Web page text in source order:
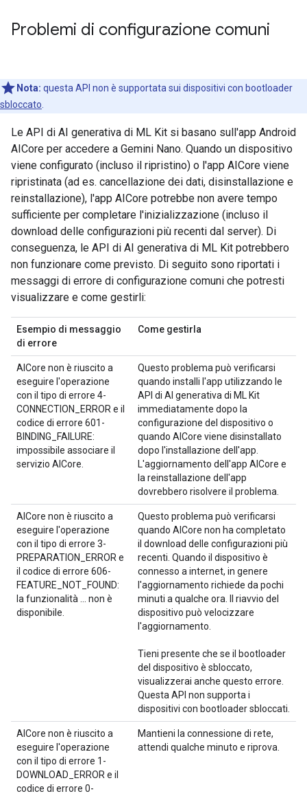
Problemi di configurazione comuni
Nota: questa API non è supportata sui dispositivi con bootloader
sbloccato
Le API di AI generativa di ML Kit si basano sull'app Android
AICore per accedere a Gemini Nano. Quando un dispositivo
viene configurato (incluso il ripristino) o l'app AICore viene
ripristinata (ad es. cancellazione dei dati, disinstallazione e
reinstallazione), l'app AICore potrebbe non avere tempo
sufficiente per completare l'inizializzazione (incluso il
download delle configurazioni più recenti dal server). Di
conseguenza, le API di AI generativa di ML Kit potrebbero
non funzionare come previsto. Di seguito sono riportati i
messaggi di errore di configurazione comuni che potresti
visualizzare e come gestirli:
Esempio di messaggio
di errore
Come gestirla
AICore non è riuscito a
eseguire l'operazione
con il tipo di errore 4-
CONNECTION_ERROR e il
codice di errore 601-
BINDING_FAILURE:
impossibile associare il
servizio AICore.
Questo problema può verificarsi
quando installi l'app utilizzando le
API di AI generativa di ML Kit
immediatamente dopo la
configurazione del dispositivo o
quando AICore viene disinstallato
dopo l'installazione dell'app.
L'aggiornamento dell'app AICore e
la reinstallazione dell'app
dovrebbero risolvere il problema.
AICore non è riuscito a
eseguire l'operazione
con il tipo di errore 3-
PREPARATION_ERROR e
il codice di errore 606-
FEATURE_NOT_FOUND:
la funzionalità ... non è
disponibile.
Questo problema può verificarsi
quando AICore non ha completato
il download delle configurazioni più
recenti. Quando il dispositivo è
connesso a internet, in genere
l'aggiornamento richiede da pochi
minuti a qualche ora. Il riavvio del
dispositivo può velocizzare
l'aggiornamento.
Tieni presente che se il bootloader
del dispositivo è sbloccato,
visualizzerai anche questo errore.
Questa API non supporta i
dispositivi con bootloader sbloccati.
AICore non è riuscito a
eseguire l'operazione
con il tipo di errore 1-
DOWNLOAD_ERROR e il
codice di errore 0-
Mantieni la connessione di rete,
attendi qualche minuto e riprova.